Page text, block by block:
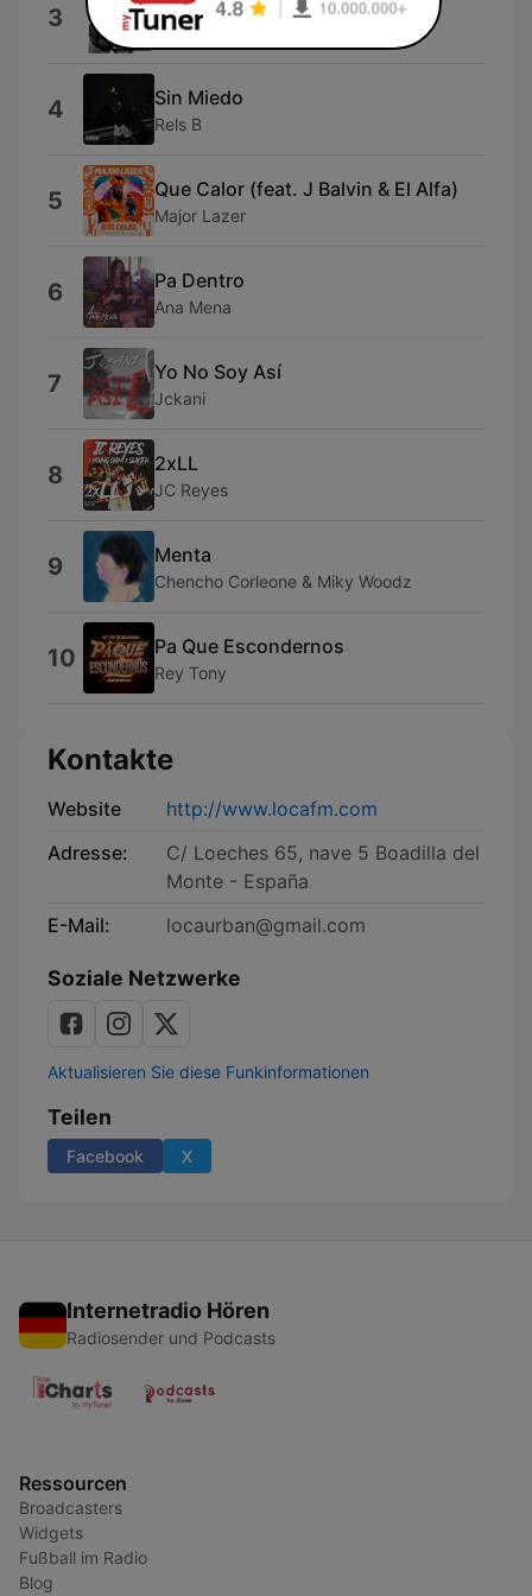
3 Ba Ba Bad (Mixed)
Kybba, Leftside & Karl Wine
4 Sin Miedo
Rels B
5 Que Calor (feat. J Balvin & El Alfa)
Major Lazer
6 Pa Dentro
Ana Mena
7 Yo No Soy Así
Jckani
8 2xLL
JC Reyes
9 Menta
Chencho Corleone & Miky Woodz
10 Pa Que Escondernos
Rey Tony
Kontakte
Website
http://www.locafm.com
Adresse:
C/ Loeches 65, nave 5 Boadilla del
Monte - España
E-Mail:
locaurban@gmail.com
Soziale Netzwerke
Aktualisieren Sie diese Funkinformationen
Teilen
Facebook X
Internetradio Hören
Radiosender und Podcasts
Ressourcen
Broadcasters
Widgets
Fußball im Radio
Blog